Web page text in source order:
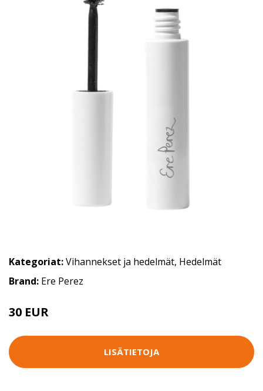
Kategoriat:Vihannekset ja hedelmät, Hedelmät
Brand: Ere Perez
30 EUR
LISÄTIETOJA